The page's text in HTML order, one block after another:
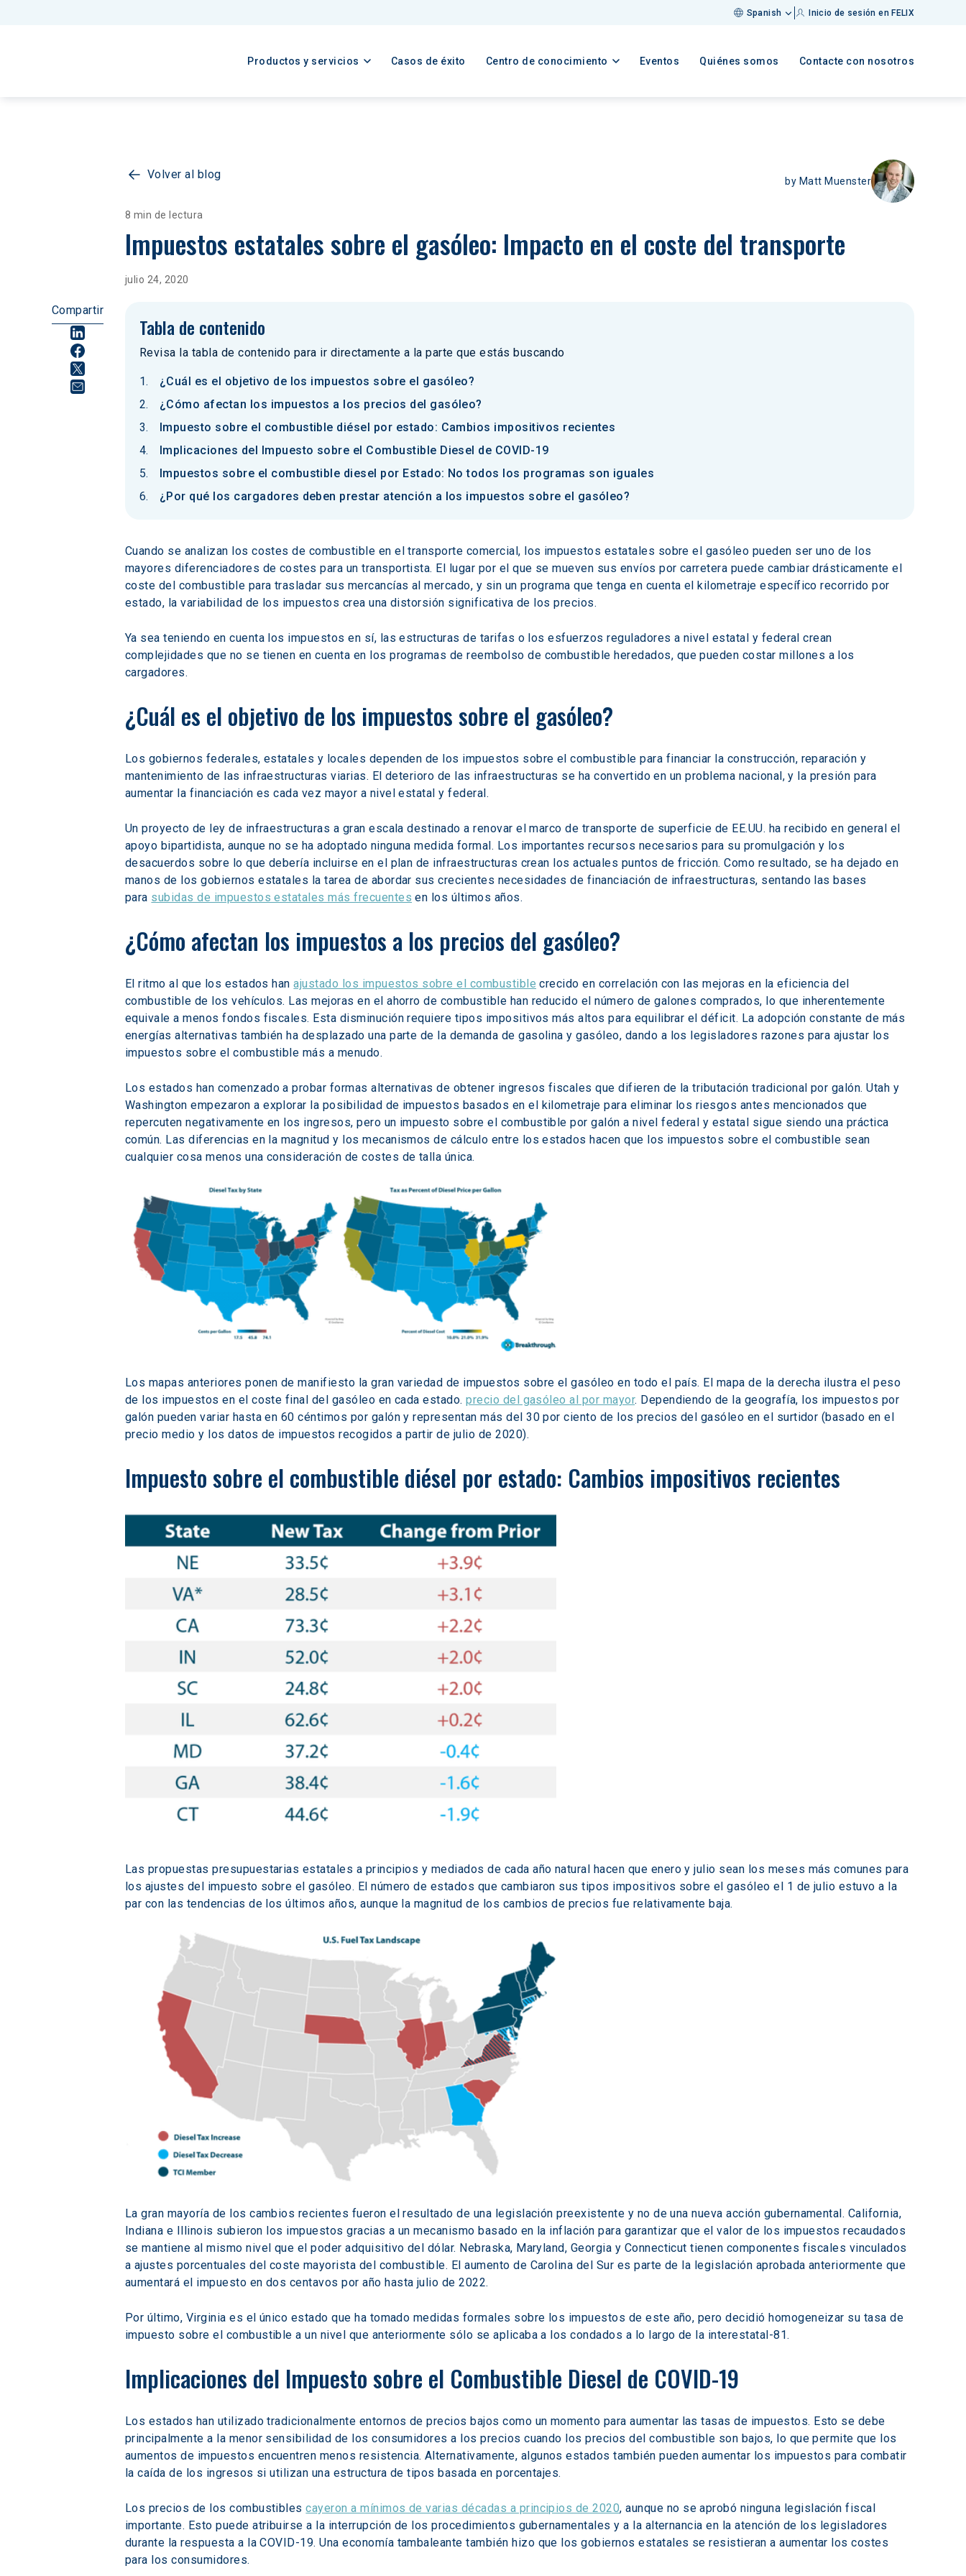
Spanish Inicio de sesión en FELIX
Productos y servicios Casos de éxito Centro de conocimiento Eventos Quiénes somos Contacte con nosotros
Volver al blog by Matt Muenster
8 min de lectura
Impuestos estatales sobre el gasóleo: Impacto en el coste del transporte
julio 24, 2020
Compartir
Tabla de contenido
Revisa la tabla de contenido para ir directamente a la parte que estás buscando
¿Cuál es el objetivo de los impuestos sobre el gasóleo?
¿Cómo afectan los impuestos a los precios del gasóleo?
Impuesto sobre el combustible diésel por estado: Cambios impositivos recientes
Implicaciones del Impuesto sobre el Combustible Diesel de COVID-19
Impuestos sobre el combustible diesel por Estado: No todos los programas son iguales
¿Por qué los cargadores deben prestar atención a los impuestos sobre el gasóleo?
Cuando se analizan los costes de combustible en el transporte comercial, los impuestos estatales sobre el gasóleo pueden ser uno de los
mayores diferenciadores de costes para un transportista. El lugar por el que se mueven sus envíos por carretera puede cambiar drásticamente el
coste del combustible para trasladar sus mercancías al mercado, y sin un programa que tenga en cuenta el kilometraje específico recorrido por
estado, la variabilidad de los impuestos crea una distorsión significativa de los precios.
Ya sea teniendo en cuenta los impuestos en sí, las estructuras de tarifas o los esfuerzos reguladores a nivel estatal y federal crean
complejidades que no se tienen en cuenta en los programas de reembolso de combustible heredados, que pueden costar millones a los
cargadores.
¿Cuál es el objetivo de los impuestos sobre el gasóleo?
Los gobiernos federales, estatales y locales dependen de los impuestos sobre el combustible para financiar la construcción, reparación y
mantenimiento de las infraestructuras viarias. El deterioro de las infraestructuras se ha convertido en un problema nacional, y la presión para
aumentar la financiación es cada vez mayor a nivel estatal y federal.
Un proyecto de ley de infraestructuras a gran escala destinado a renovar el marco de transporte de superficie de EE.UU. ha recibido en general el
apoyo bipartidista, aunque no se ha adoptado ninguna medida formal. Los importantes recursos necesarios para su promulgación y los
desacuerdos sobre lo que debería incluirse en el plan de infraestructuras crean los actuales puntos de fricción. Como resultado, se ha dejado en
manos de los gobiernos estatales la tarea de abordar sus crecientes necesidades de financiación de infraestructuras, sentando las bases
para subidas de impuestos estatales más frecuentes en los últimos años.
¿Cómo afectan los impuestos a los precios del gasóleo?
El ritmo al que los estados han ajustado los impuestos sobre el combustible crecido en correlación con las mejoras en la eficiencia del
combustible de los vehículos. Las mejoras en el ahorro de combustible han reducido el número de galones comprados, lo que inherentemente
equivale a menos fondos fiscales. Esta disminución requiere tipos impositivos más altos para equilibrar el déficit. La adopción constante de más
energías alternativas también ha desplazado una parte de la demanda de gasolina y gasóleo, dando a los legisladores razones para ajustar los
impuestos sobre el combustible más a menudo.
Los estados han comenzado a probar formas alternativas de obtener ingresos fiscales que difieren de la tributación tradicional por galón. Utah y
Washington empezaron a explorar la posibilidad de impuestos basados en el kilometraje para eliminar los riesgos antes mencionados que
repercuten negativamente en los ingresos, pero un impuesto sobre el combustible por galón a nivel federal y estatal sigue siendo una práctica
común. Las diferencias en la magnitud y los mecanismos de cálculo entre los estados hacen que los impuestos sobre el combustible sean
cualquier cosa menos una consideración de costes de talla única.
Los mapas anteriores ponen de manifiesto la gran variedad de impuestos sobre el gasóleo en todo el país. El mapa de la derecha ilustra el peso
de los impuestos en el coste final del gasóleo en cada estado. precio del gasóleo al por mayor. Dependiendo de la geografía, los impuestos por
galón pueden variar hasta en 60 céntimos por galón y representan más del 30 por ciento de los precios del gasóleo en el surtidor (basado en el
precio medio y los datos de impuestos recogidos a partir de julio de 2020).
Impuesto sobre el combustible diésel por estado: Cambios impositivos recientes
Las propuestas presupuestarias estatales a principios y mediados de cada año natural hacen que enero y julio sean los meses más comunes para
los ajustes del impuesto sobre el gasóleo. El número de estados que cambiaron sus tipos impositivos sobre el gasóleo el 1 de julio estuvo a la
par con las tendencias de los últimos años, aunque la magnitud de los cambios de precios fue relativamente baja.
La gran mayoría de los cambios recientes fueron el resultado de una legislación preexistente y no de una nueva acción gubernamental. California,
Indiana e Illinois subieron los impuestos gracias a un mecanismo basado en la inflación para garantizar que el valor de los impuestos recaudados
se mantiene al mismo nivel que el poder adquisitivo del dólar. Nebraska, Maryland, Georgia y Connecticut tienen componentes fiscales vinculados
a ajustes porcentuales del coste mayorista del combustible. El aumento de Carolina del Sur es parte de la legislación aprobada anteriormente que
aumentará el impuesto en dos centavos por año hasta julio de 2022.
Por último, Virginia es el único estado que ha tomado medidas formales sobre los impuestos de este año, pero decidió homogeneizar su tasa de
impuesto sobre el combustible a un nivel que anteriormente sólo se aplicaba a los condados a lo largo de la interestatal-81.
Implicaciones del Impuesto sobre el Combustible Diesel de COVID-19
Los estados han utilizado tradicionalmente entornos de precios bajos como un momento para aumentar las tasas de impuestos. Esto se debe
principalmente a la menor sensibilidad de los consumidores a los precios cuando los precios del combustible son bajos, lo que permite que los
aumentos de impuestos encuentren menos resistencia. Alternativamente, algunos estados también pueden aumentar los impuestos para combatir
la caída de los ingresos si utilizan una estructura de tipos basada en porcentajes.
Los precios de los combustibles cayeron a mínimos de varias décadas a principios de 2020, aunque no se aprobó ninguna legislación fiscal
importante. Esto puede atribuirse a la interrupción de los procedimientos gubernamentales y a la alternancia en la atención de los legisladores
durante la respuesta a la COVID-19. Una economía tambaleante también hizo que los gobiernos estatales se resistieran a aumentar los costes
para los consumidores.